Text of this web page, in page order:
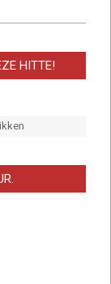
HITTE!